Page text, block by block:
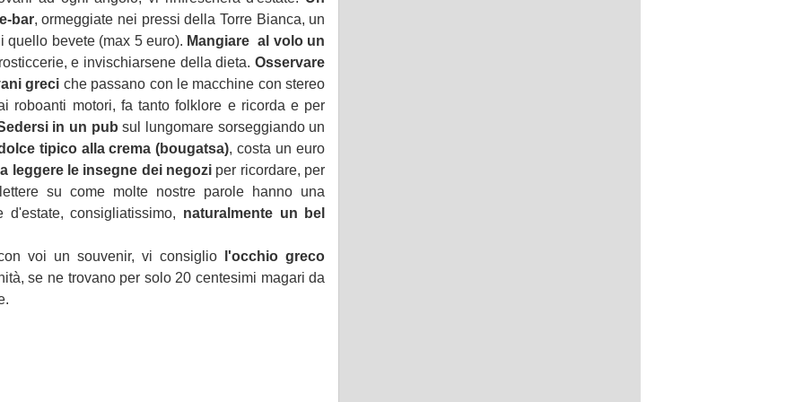
bar, ormeggiate nei pressi della Torre Bianca, un
quello bevete (max 5 euro). Mangiare al volo un
e invischiarsene della dieta.Osservare
greci che passano con le macchine con stereo
roboanti motori, fa tanto folklore e ricorda e per
in un pub sul lungomare sorseggiando un
tipico alla crema (bougatsa), costa un euro
leggere le insegne dei negozi per ricordare, per
su come molte nostre parole hanno una
consigliatissimo, naturalmente un bel
voi un souvenir, vi consiglio l'occhio greco
se ne trovano per solo 20 centesimi magari da